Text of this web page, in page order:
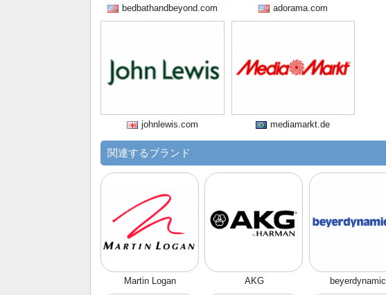
bedbathandbeyond.com adorama.com
johnlewis.com mediamarkt.de
関連するブランド
Martin Logan AKG beyerdynamic